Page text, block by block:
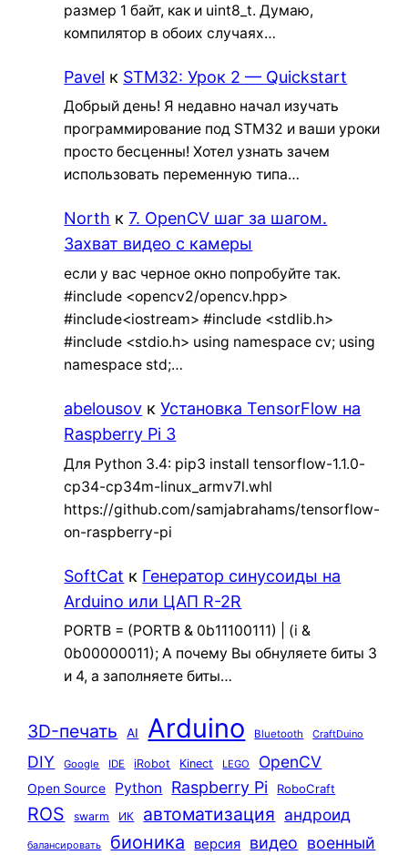
размер 1 байт, как и uint8_t. Думаю,
компилятор в обоих случаях…
Pavel к STM32: Урок 2 — Quickstart
Добрый день! Я недавно начал изучать
программирование под STM32 и ваши уроки
просто бесценны! Хотел узнать зачем
использовать переменную типа…
North к7. OpenCV шаг за шагом.
Захват видео с камеры
если у вас черное окно попробуйте так.
#include <opencv2/opencv.hpp>
#include<iostream> #include <stdlib.h>
#include <stdio.h> using namespace cv; using
namespace std;…
abelousov кУстановка TensorFlow на
Raspberry Pi 3
Для Python 3.4: pip3 install tensorflow-1.1.0-
cp34-cp34m-linux_armv7l.whl
https://github.com/samjabrahams/tensorflow-
on-raspberry-pi
SoftCat к Генератор синусоиды на
Arduino или ЦАП R-2R
PORTB = (PORTB & 0b11100111) | (i &
0b00000011); А почему Вы обнуляете биты 3
и 4, а заполняете биты…
3D-печать AI Arduino Bluetooth CraftDuino
DIY Google IDE iRobot Kinect LEGO OpenCV
Open Source Python Raspberry Pi RoboCraft
ROS swarm ИК автоматизация андроид
балансировать бионика версия видео военный